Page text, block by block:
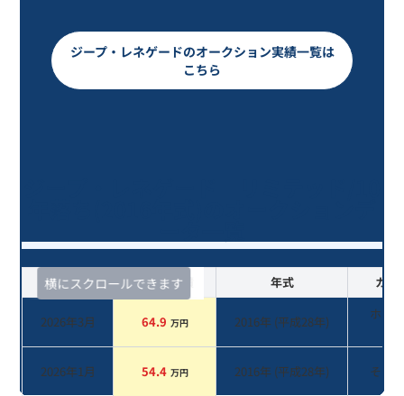
ジープ・レネゲードのオークション実績一覧は
こちら
横にスクロールできます
査定時期 セルカ実績 年式 カラ
2026年3月 64.9 万円 2016年 (平成28年)
ホワ
2026年1月 54.4 万円 2016年 (平成28年) その他